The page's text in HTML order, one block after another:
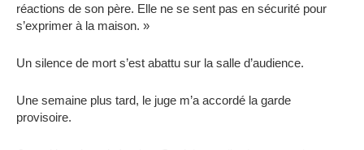
réactions de son père. Elle ne se sent pas en sécurité pour
s’exprimer à la maison. »
Un silence de mort s’est abattu sur la salle d’audience.
Une semaine plus tard, le juge m’a accordé la garde
provisoire.